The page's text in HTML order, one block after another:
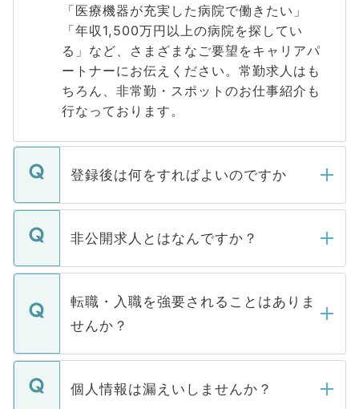
「医療機器が充実した病院で働きたい」
「年収1,500万円以上の病院を探してい
る」など、さまざまなご要望をキャリアパ
ートナーにお伝えください。常勤求人はも
ちろん、非常勤・スポットのお仕事紹介も
行なっております。
登録後は何をすればよいのですか
ご登録いただきましたら、弊社担当者がご
登録内容を確認し、その後メールもしくは
ます。通常、5営業日以内にはご連絡をせて
いただきますので、しばらくお待ちくださ
非公開求人とはなんですか？
マイナビDOCTORで取り扱っている求人の
うち約3割は、Webサイトからご覧いただ
けない「非公開求人」です。非公開求人は
下記の理由によって、一般には公開してい
ません。
■応募殺到を避けるため 人気のある医療機
転職・入職を強要されることはありま
せんか？
転職・入職を強要することは一切ありませ
ん。また、仮に応募先から内定をいただい
個人情報は漏えいしませんか？